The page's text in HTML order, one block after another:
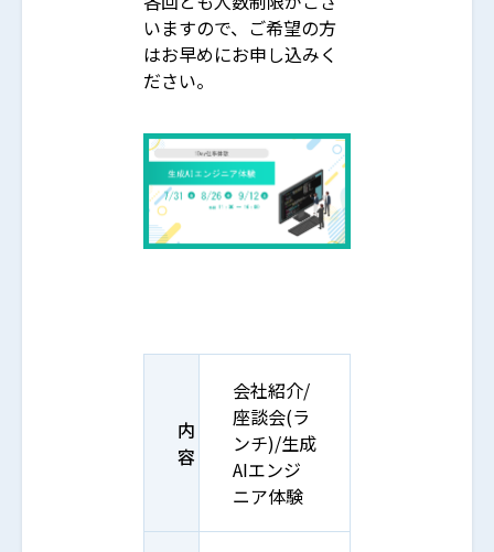
いますので、ご希望の方
はお早めにお申し込みく
ださい。
内
容
会社紹介/
座談会(ラ
ンチ)/生成
AIエンジ
ニア体験